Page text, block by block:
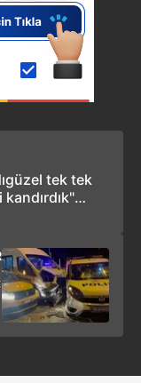
tek tek
salladı